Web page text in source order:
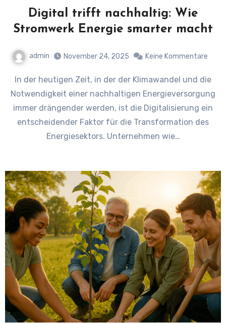
Digital trifft nachhaltig: Wie
Stromwerk Energie smarter macht
admin November 24, 2025 Keine Kommentare
Notwendigkeit einer nachhaltigen Energieversorgung
immer drängender werden, ist die Digitalisierung ein
entscheidender Faktor für die Transformation des
Energiesektors. Unternehmen wie…